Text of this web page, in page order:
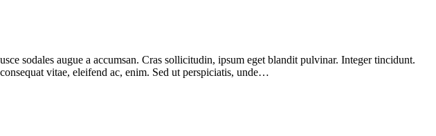
sodales augue a accumsan. Cras sollicitudin, ipsum eget blandit pulvinar. Integer tincidunt.
vitae, eleifend ac, enim. Sed ut perspiciatis, unde…